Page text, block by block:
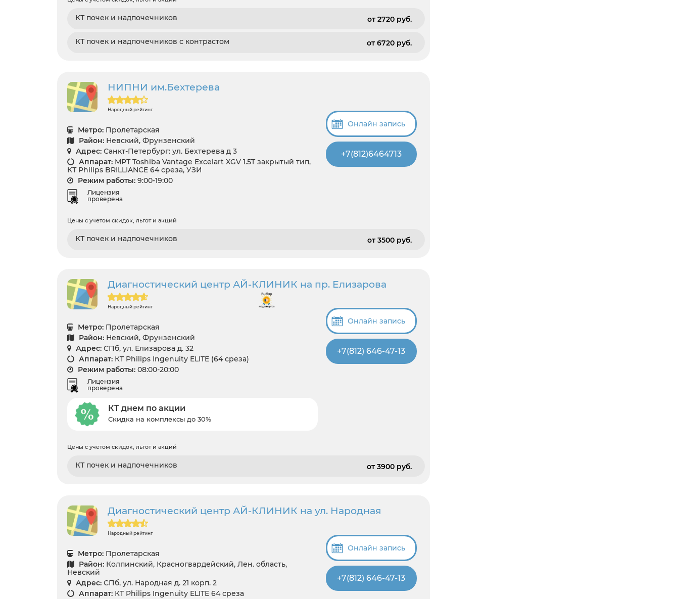
КТ почек и надпочечников от 2720 pуб.
КТ почек и надпочечников с контрастом от 6720 pуб.
НИПНИ им.Бехтерева
Народный рейтинг
Метро: Пролетарская
Район: Невский, Фрунзенский
Адрес: Санкт-Петербург: ул. Бехтерева д 3
Аппарат: МРТ Toshiba Vantage Excelart XGV 1.5T закрытый тип,
КТ Philips BRILLIANCE 64 среза, УЗИ
Режим работы: 9:00-19:00
Лицензия
проверена
Онлайн запись
+7(812)6464713
Цены с учетом скидок, льгот и акций
КТ почек и надпочечников от 3500 pуб.
Диагностический центр АЙ-КЛИНИК на пр. Елизарова
Народный рейтинг
Метро: Пролетарская
Район: Невский, Фрунзенский
Адрес: СПб, ул. Елизарова д. 32
Аппарат: КТ Philips Ingenuity ELITE (64 среза)
Режим работы: 08:00-20:00
Лицензия
проверена
КТ днем по акции
Скидка на комплексы до 30%
Онлайн запись
+7(812) 646-47-13
Цены с учетом скидок, льгот и акций
КТ почек и надпочечников от 3900 pуб.
Диагностический центр АЙ-КЛИНИК на ул. Народная
Народный рейтинг
Метро: Пролетарская
Район: Колпинский, Красногвардейский, Лен. область,
Невский
Адрес: СПб, ул. Народная д. 21 корп. 2
Аппарат: КТ Philips Ingenuity ELITE 64 среза
Онлайн запись
+7(812) 646-47-13